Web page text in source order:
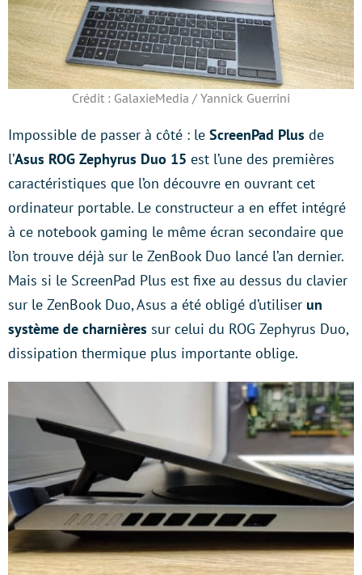
Crédit : GalaxieMedia / Yannick Guerrini
Impossible de passer à côté : le ScreenPad Plus de
l’Asus ROG Zephyrus Duo 15 est l’une des premières
caractéristiques que l’on découvre en ouvrant cet
ordinateur portable. Le constructeur a en effet intégré
à ce notebook gaming le même écran secondaire que
l’on trouve déjà sur le ZenBook Duo lancé l’an dernier.
Mais si le ScreenPad Plus est fixe au dessus du clavier
sur le ZenBook Duo, Asus a été obligé d’utiliser un
système de charnières sur celui du ROG Zephyrus Duo,
dissipation thermique plus importante oblige.